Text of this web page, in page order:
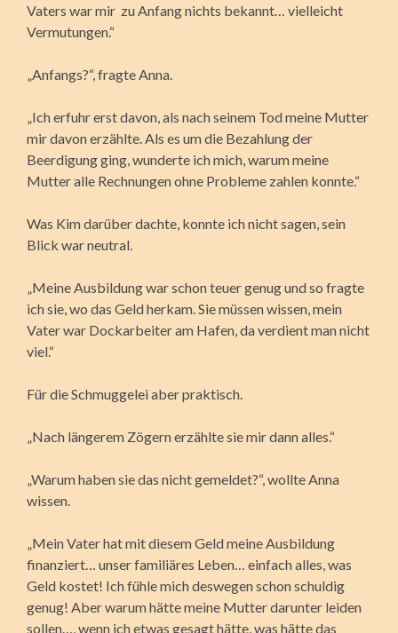
Vaters war mir zu Anfang nichts bekannt… vielleicht
Vermutungen.“
„Anfangs?“, fragte Anna.
„Ich erfuhr erst davon, als nach seinem Tod meine Mutter
mir davon erzählte. Als es um die Bezahlung der
Beerdigung ging, wunderte ich mich, warum meine
Mutter alle Rechnungen ohne Probleme zahlen konnte.“
Was Kim darüber dachte, konnte ich nicht sagen, sein
Blick war neutral.
„Meine Ausbildung war schon teuer genug und so fragte
ich sie, wo das Geld herkam. Sie müssen wissen, mein
Vater war Dockarbeiter am Hafen, da verdient man nicht
viel.“
Für die Schmuggelei aber praktisch.
„Nach längerem Zögern erzählte sie mir dann alles.“
„Warum haben sie das nicht gemeldet?“, wollte Anna
wissen.
„Mein Vater hat mit diesem Geld meine Ausbildung
finanziert… unser familiäres Leben… einfach alles, was
Geld kostet! Ich fühle mich deswegen schon schuldig
genug! Aber warum hätte meine Mutter darunter leiden
sollen…, wenn ich etwas gesagt hätte, was hätte das